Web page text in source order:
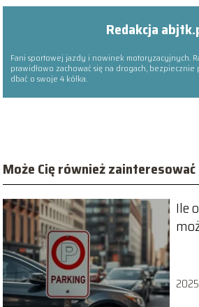
Redakcja
Fani sportowej jazdy i nowinek motoryzacyjnych.
prawidłowo zachować się na drogach,
dbać o swoje 4 kółka.
Może Cię również zainteresować
Ile